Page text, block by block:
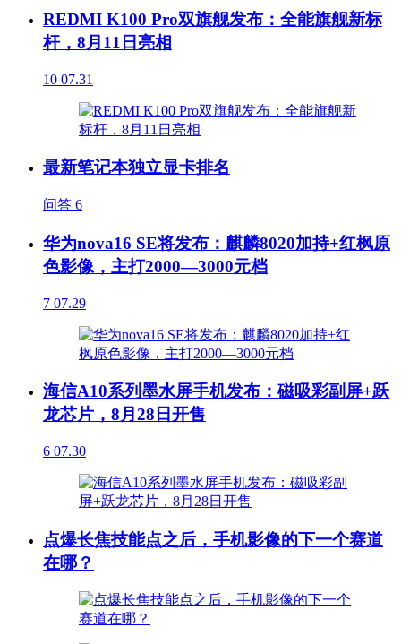
REDMI K100 Pro双旗舰发布：全能旗舰新标
杆，8月11日亮相
10 07.31
最新笔记本独立显卡排名
问答 6
华为nova16 SE将发布：麒麟8020加持+红枫原
色影像，主打2000—3000元档
7 07.29
海信A10系列墨水屏手机发布：磁吸彩副屏+跃
龙芯片，8月28日开售
6 07.30
点爆长焦技能点之后，手机影像的下一个赛道
在哪？